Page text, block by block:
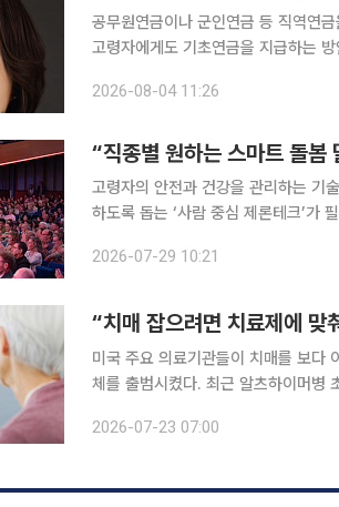
공무원연금이나 군인연금 등 직역연
고령자에게도 기초연금을 지급하는
수급자도 일정한 소득·재산 요건을
2026-08-04 11:26
“직종별 원하는 스마트 돌봄
고령자의 안전과 건강을 관리하는 기
하도록 돕는 ‘사람 중심 제론테크’가 필요하다는 의견이
으로 개최했다. 제론테크
2026-07-29 10:21
“치매 잡으려면 치료제에 맞
미국 주요 의료기관들이 치매를 보다
체를 출범시켰다. 최근 알츠하이머병
일(현지시간) '내셔널 알츠하이머
2026-07-23 07:00